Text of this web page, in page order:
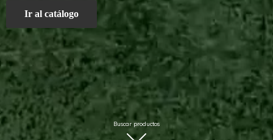
Ir al catálogo
Buscar productos